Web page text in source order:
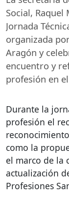
Social,
Jornada
organizada
Aragón y
encuentro y
profesión en
Durante la
profesión el
como la
el marco de la
actualización
Profesiones